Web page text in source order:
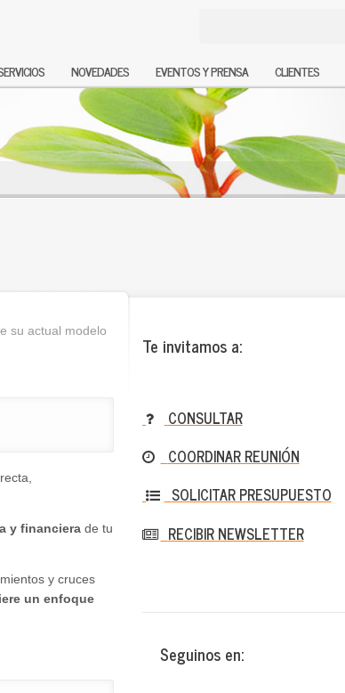
NOVEDADES EVENTOS Y PRENSA CLIENTES
su actual modelo
y financiera de tu
y cruces
un enfoque
Te invitamos a:
CONSULTAR
COORDINAR REUNIÓN
SOLICITAR PRESUPUESTO
RECIBIR NEWSLETTER
Seguinos en: